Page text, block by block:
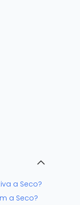
a Seco?
a Seco?